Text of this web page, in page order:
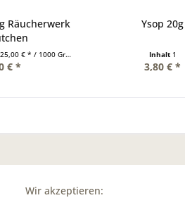
Räucherwerk
€ * / 1000 Gramm)
€ *
Ysop 20g
Inhalt 1
3,80 € *
Wir akzeptieren: